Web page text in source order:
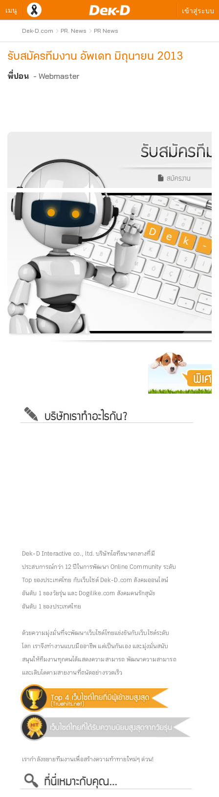
เมนู เข้าสู่ระบบ
Dek-D.com PR. News PR News
รับสมัครทีมงาน อัพเดท มิถุนายน 2013
พี่ปอน - Webmaster
Dek-D Interactive co., ltd. บริษัทไอทีขนาดกลางที่มี
ประสบการณ์กว่า 12 ปีในการพัฒนา Online Community ระดับ
Top ของประเทศไทย กับเว็บไซต์ Dek-D.com สังคมออนไลน์
อันดับ 1 ของวัยรุ่น และ Dogilike.com สังคมคนรักสุนัข
อันดับ 1 ของประเทศไทย
ด้วยความมุ่งมั่นที่จะพัฒนาเว็บไซต์ไทยแข่งขันกับเว็บไซต์ระดับ
โลก เราจึงทำงานแบบมืออาชีพ แต่เป็นกันเอง และมุ่งมั่นสนับ
สนุนให้ทีมงานทุกคนได้แสดงความสามารถ พัฒนาความสามารถ
และเติบโตตามสายงานที่ถนัดอย่างรวดเร็ว
เรากำลังขยายทีมงานเพื่อสร้างความท้าทายใหม่ๆ ด่วน!